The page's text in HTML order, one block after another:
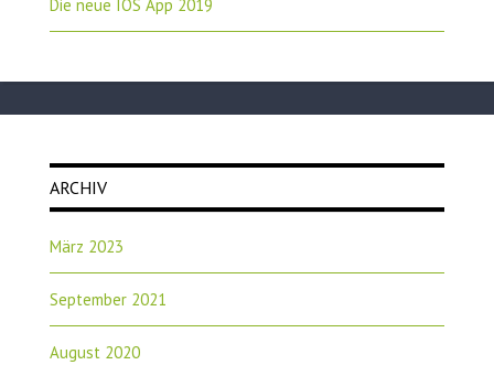
Die neue IOS App 2019
ARCHIV
März 2023
September 2021
August 2020